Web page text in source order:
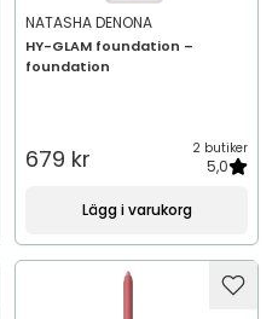
NATASHA DENONA
HY-GLAM foundation –
foundation
679 kr 2 butiker
5,0
Lägg i varukorg